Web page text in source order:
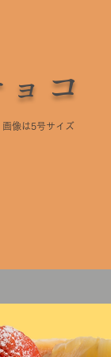
コ
画像は5号サイズ